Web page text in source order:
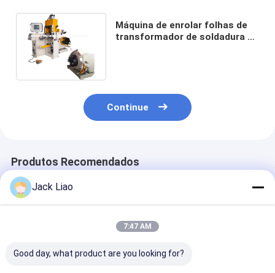
Máquina de enrolar folhas de
transformador de soldadura a
Continue
Produtos Recomendados
Jack Liao
7:47 AM
Good day, what product are you looking for?